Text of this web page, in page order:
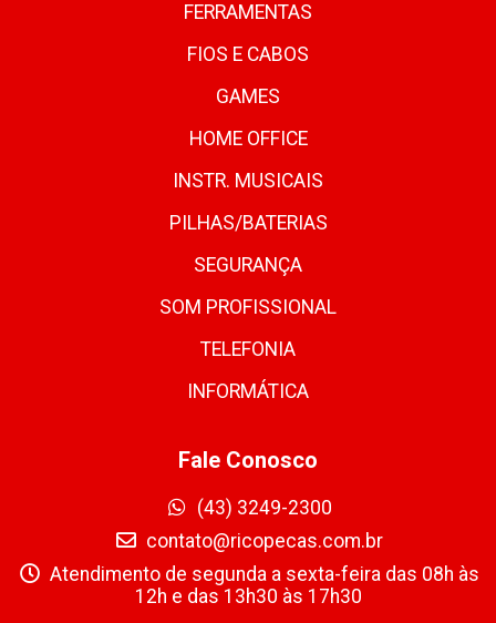
FERRAMENTAS
FIOS E CABOS
GAMES
HOME OFFICE
INSTR. MUSICAIS
PILHAS/BATERIAS
SEGURANÇA
SOM PROFISSIONAL
TELEFONIA
INFORMÁTICA
Fale Conosco
(43) 3249-2300
contato@ricopecas.com.br
Atendimento de segunda a sexta-feira das 08h às
12h e das 13h30 às 17h30